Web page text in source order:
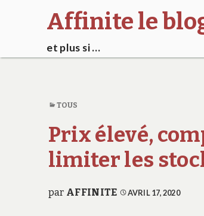
Affinite le
et plus si …
TOUS
Prix élevé,
limiter les
par AFFINITE AVRIL 17, 2020